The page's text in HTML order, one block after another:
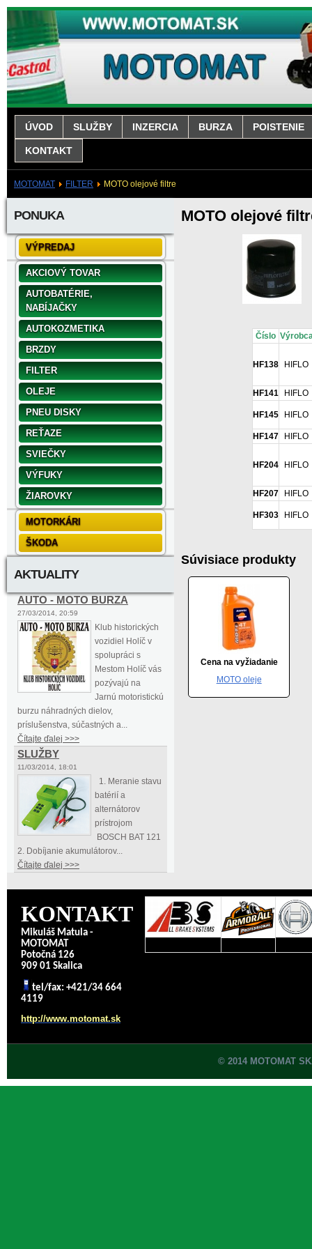
ÚVOD SLUŽBY INZERCIA BURZA POISTENIE
KONTAKT
MOTOMAT FILTER MOTO olejové filtre
PONUKA
VÝPREDAJ
AKCIOVÝ TOVAR
AUTOBATÉRIE,
NABÍJAČKY
AUTOKOZMETIKA
BRZDY
FILTER
OLEJE
PNEU DISKY
REŤAZE
SVIEČKY
VÝFUKY
ŽIAROVKY
MOTORKÁRI
ŠKODA
AKTUALITY
AUTO - MOTO BURZA
27/03/2014, 20:59
Klub historických
vozidiel Holíč v
spolupráci s
Mestom Holíč vás
pozývajú na
Jarnú motoristickú
burzu náhradných dielov,
príslušenstva, súčastných a...
Čítajte ďalej >>>
SLUŽBY
11/03/2014, 18:01
1. Meranie stavu
batérií a
alternátorov
prístrojom
BOSCH BAT 121
2. Dobíjanie akumulátorov...
Čítajte ďalej >>>
MOTO olejové
Číslo
HF138 HIFLO
HF141 HIFLO
HF145 HIFLO
HF147 HIFLO
HF204 HIFLO
HF207 HIFLO
HF303 HIFLO
Súvisiace produkty
Cena na vyžiadanie
MOTO oleje
KONTAKT
Mikuláš Matula -
MOTOMAT
Potočná 126
909 01 Skalica
tel/fax: +421/34 664
4119
http://www.motomat.sk
© 2014